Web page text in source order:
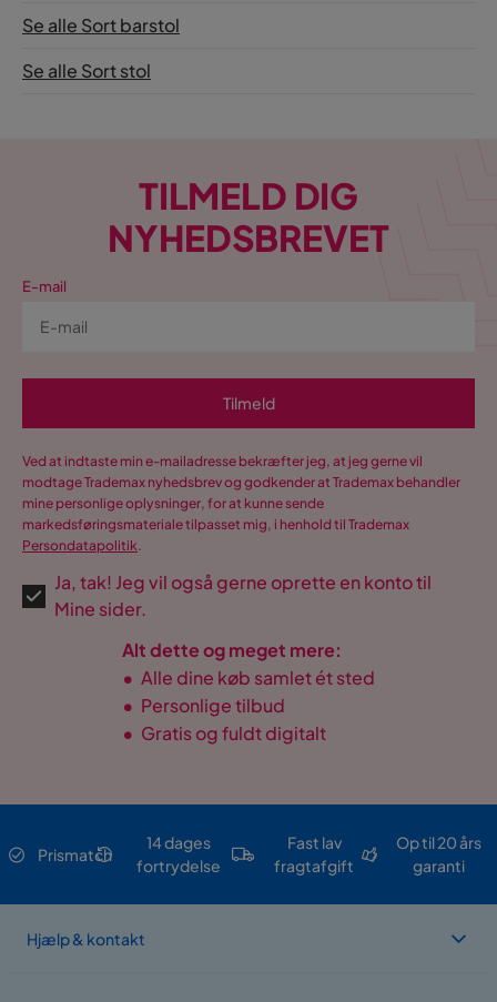
Se alle Sort barstol
Se alle Sort stol
TILMELD DIG
NYHEDSBREVET
E-mail
Tilmeld
Ved at indtaste min e-mailadresse bekræfter jeg, at jeg gerne vil
modtage Trademax nyhedsbrev og godkender at Trademax behandler
mine personlige oplysninger, for at kunne sende
markedsføringsmateriale tilpasset mig, i henhold til Trademax
Persondatapolitik.
Ja, tak! Jeg vil også gerne oprette en konto til
Mine sider.
Alt dette og meget mere:
• Alle dine køb samlet ét sted
• Personlige tilbud
• Gratis og fuldt digitalt
Prismatch
14 dages
fortrydelse
Fast lav
fragtafgift
Op til 20 års
garanti
Hjælp & kontakt